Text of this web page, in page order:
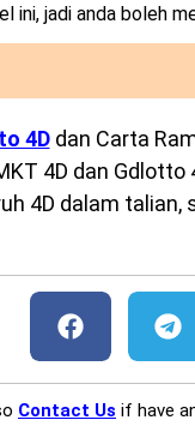
ini, jadi anda boleh
4Ddan Carta
4D dan Gdlotto
4D dalam talian,
Contact Us if have